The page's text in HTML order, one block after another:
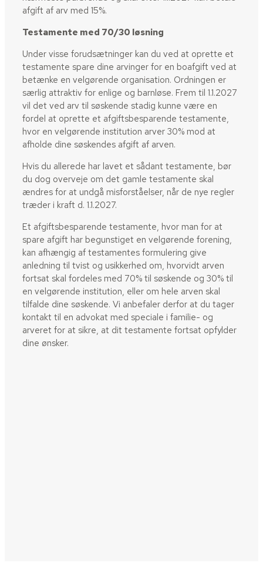
afgift af arv med 15%.
Testamente med 70/30 løsning
Under visse forudsætninger kan du ved at oprette et
testamente spare dine arvinger for en boafgift ved at
betænke en velgørende organisation. Ordningen er
særlig attraktiv for enlige og barnløse. Frem til 1.1.2027
vil det ved arv til søskende stadig kunne være en
fordel at oprette et afgiftsbesparende testamente,
hvor en velgørende institution arver 30% mod at
afholde dine søskendes afgift af arven.
Hvis du allerede har lavet et sådant testamente, bør
du dog overveje om det gamle testamente skal
ændres for at undgå misforståelser, når de nye regler
træder i kraft d. 1.1.2027.
Et afgiftsbesparende testamente, hvor man for at
spare afgift har begunstiget en velgørende forening,
kan afhængig af testamentes formulering give
anledning til tvist og usikkerhed om, hvorvidt arven
fortsat skal fordeles med 70% til søskende og 30% til
en velgørende institution, eller om hele arven skal
tilfalde dine søskende. Vi anbefaler derfor at du tager
kontakt til en advokat med speciale i familie- og
arveret for at sikre, at dit testamente fortsat opfylder
dine ønsker.